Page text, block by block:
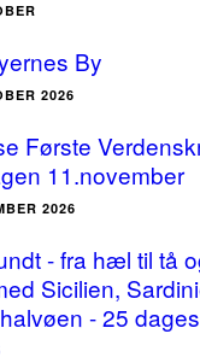
By
2026
Første
11.november
2026
- fra hæl til tå
Sicilien,
- 25